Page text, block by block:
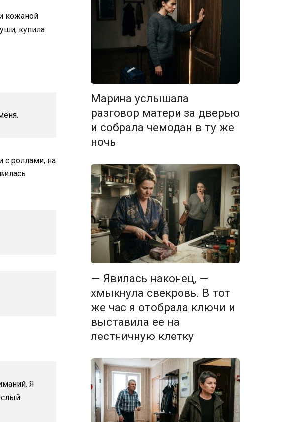
кожаной
купила
с роллами, на
Я
Марина услышала
разговор матери за дверью
и собрала чемодан в ту же
ночь
— Явилась наконец, —
хмыкнула свекровь. В тот
же час я отобрала ключи и
выставила ее на
лестничную клетку